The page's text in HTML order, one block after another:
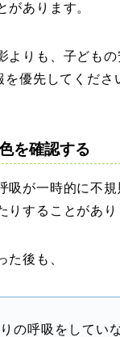
があります。
よりも、子ども
優先してくださ
を確認する
吸が一時的に不
りすることがあり
た後も、
の呼吸をしてい